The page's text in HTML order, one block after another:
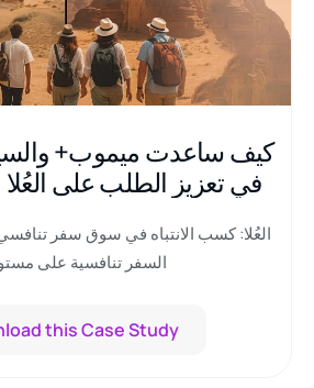
كيف ساعدت ميموب+
في تعزيز الطلب على العُلا
العُلا: كسب الانتباه في سوق سفر
السفر تنافسية على
this Case Study